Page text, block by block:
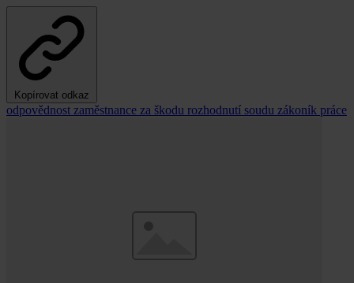
Kopírovat odkaz
odpovědnost zaměstnance za škodu rozhodnutí soudu zákoník práce